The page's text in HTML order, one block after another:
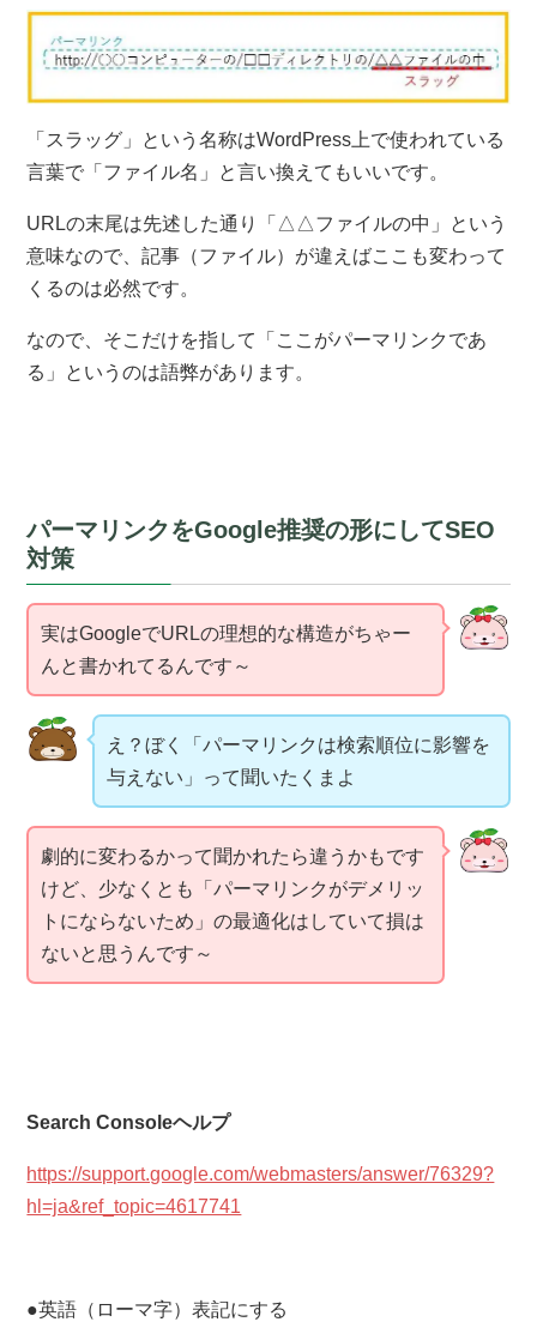
「スラッグ」という名称はWordPress上で使われている
言葉で「ファイル名」と言い換えてもいいです。
URLの末尾は先述した通り「△△ファイルの中」という
意味なので、記事（ファイル）が違えばここも変わって
くるのは必然です。
なので、そこだけを指して「ここがパーマリンクであ
る」というのは語弊があります。
パーマリンクをGoogle推奨の形にしてSEO
対策
実はGoogleでURLの理想的な構造がちゃー
んと書かれてるんです～
え？ぼく「パーマリンクは検索順位に影響を
与えない」って聞いたくまよ
劇的に変わるかって聞かれたら違うかもです
けど、少なくとも「パーマリンクがデメリッ
トにならないため」の最適化はしていて損は
ないと思うんです～
Search Consoleヘルプ
https://support.google.com/webmasters/answer/76329?
hl=ja&ref_topic=4617741
●英語（ローマ字）表記にする